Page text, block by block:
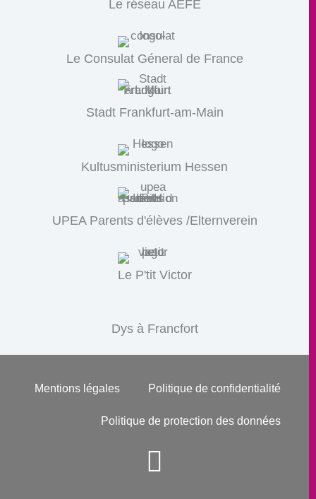
Le réseau AEFE
Le Consulat Géneral de France
Stadt Frankfurt-am-Main
Kultusministerium Hessen
UPEA Parents d'élèves /Elternverein
Le P'tit Victor
Dys à Francfort
Mentions légales Politique de confidentialité
Politique de protection des données